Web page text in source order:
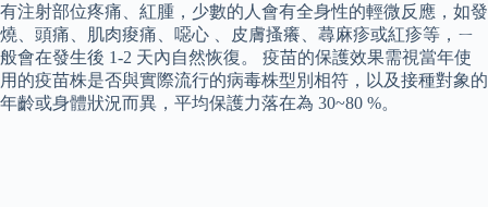
有注射部位疼痛、紅腫，少數的人會有全身性的輕微反應，如發
燒、頭痛、肌肉痠痛、噁心 、皮膚搔癢、蕁麻疹或紅疹等，ㄧ
般會在發生後 1-2 天內自然恢復。 疫苗的保護效果需視當年使
用的疫苗株是否與實際流行的病毒株型別相符，以及接種對象的
年齡或身體狀況而異，平均保護力落在為 30~80 %。